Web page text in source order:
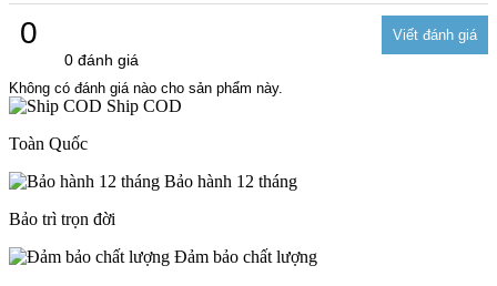
0
0 đánh giá
Không có đánh giá nào cho sản phẩm này.
Ship COD
Toàn Quốc
Bảo hành 12 tháng
Bảo trì trọn đời
Đảm bảo chất lượng